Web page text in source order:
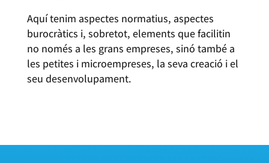
Aquí tenim aspectes normatius, aspectes
burocràtics i, sobretot, elements que facilitin
no només a les grans empreses, sinó també a
les petites i microempreses, la seva creació i el
seu desenvolupament.